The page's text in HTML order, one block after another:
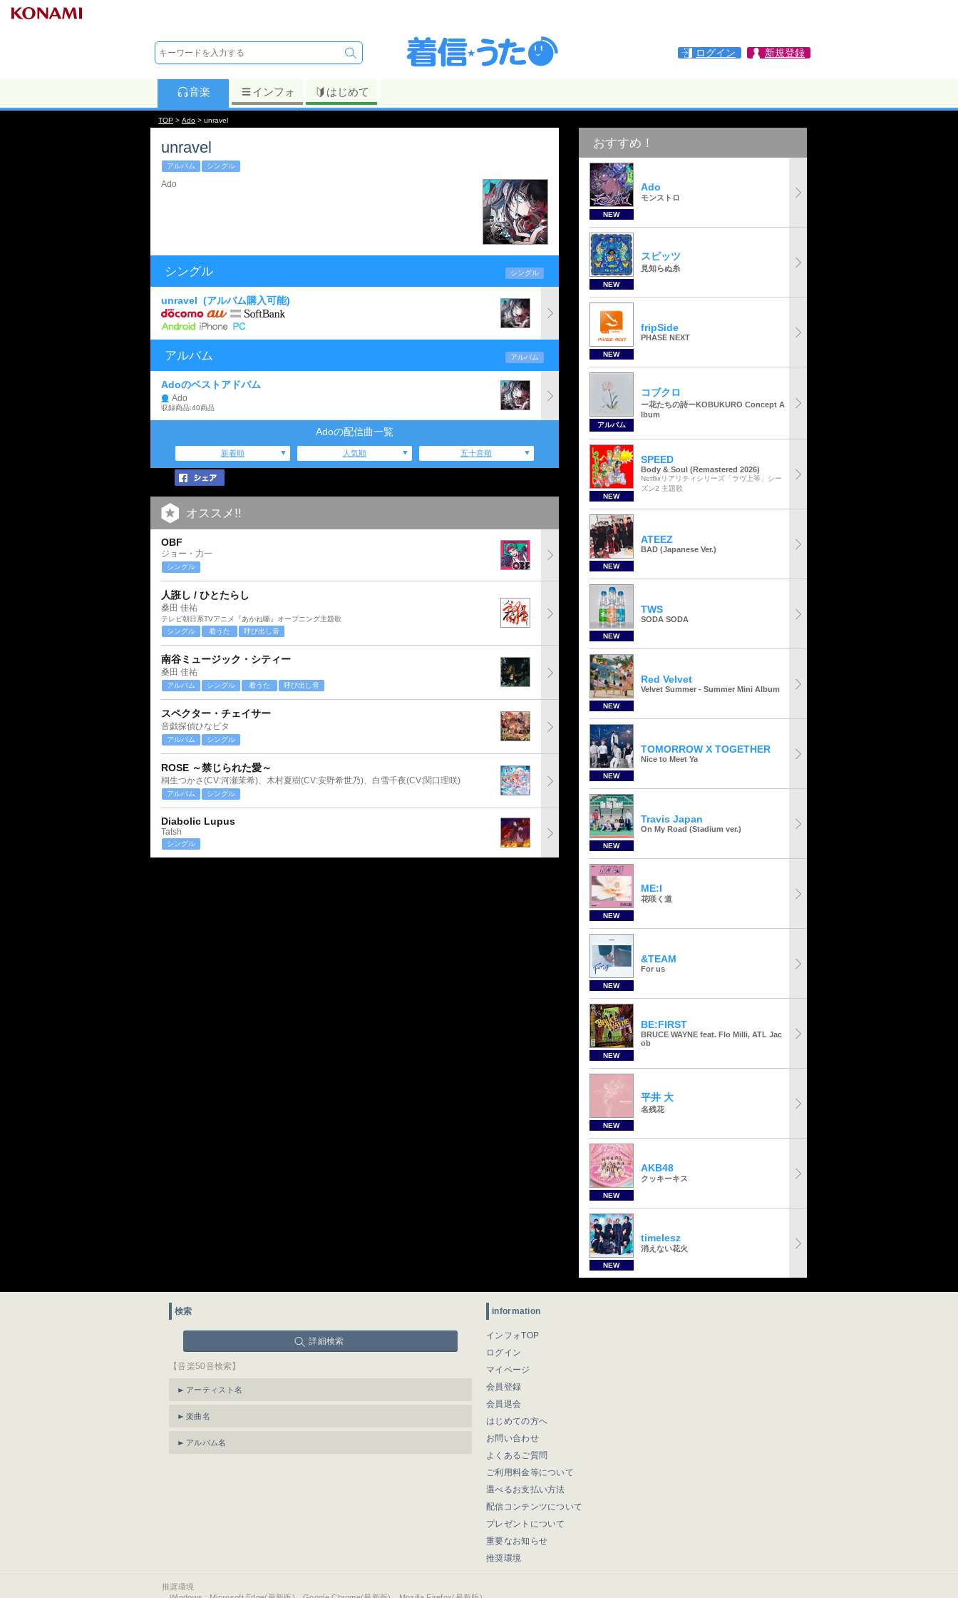
ログイン 新規登録
音楽 インフォ はじめて
TOP > Ado > unravel
unravel
アルバム シングル
Ado
シングル シングル
unravel (アルバム購入可能)
アルバム アルバム
Adoのベストアドバム
Ado
収録商品:40商品
Adoの配信曲一覧
新着順 人気順 五十音順
オススメ!!
OBF
ジョー・力一
シングル
人誑し / ひとたらし
桑田 佳祐
テレビ朝日系TVアニメ『あかね噺』オープニング主題歌
シングル
着うた 呼び出し音
南谷ミュージック・シティー
桑田 佳祐
アルバム シングル 着うた 呼び出し音
スペクター・チェイサー
音戯探偵ひなビタ
アルバム シングル
ROSE ～禁じられた愛～
桐生つかさ(CV:河瀬茉希)、木村夏樹(CV:安野希世乃)、白雪千夜(CV:関口理咲)
アルバム シングル
Diabolic Lupus
Tatsh
シングル
おすすめ！
NEW
Ado
モンストロ
NEW
スピッツ
見知らぬ糸
NEW
fripSide
PHASE NEXT
アルバム
コブクロ
ー花たちの詩ーKOBUKURO Concept A
lbum
NEW
SPEED
Body & Soul (Remastered 2026)
Netflixリアリティシリーズ「ラヴ上等」シー
ズン2 主題歌
NEW
ATEEZ
BAD (Japanese Ver.)
NEW
TWS
SODA SODA
NEW
Red Velvet
Velvet Summer - Summer Mini Album
NEW
TOMORROW X TOGETHER
Nice to Meet Ya
NEW
Travis Japan
On My Road (Stadium ver.)
NEW
ME:I
花咲く道
NEW
&TEAM
For us
NEW
BE:FIRST
BRUCE WAYNE feat. Flo Milli, ATL Jac
ob
NEW
平井 大
名残花
NEW
AKB48
クッキーキス
NEW
timelesz
消えない花火
検索
詳細検索
【音楽50音検索】
アーティスト名
楽曲名
アルバム名
information
インフォTOP
ログイン
マイページ
会員登録
会員退会
はじめての方へ
お問い合わせ
よくあるご質問
ご利用料金等について
選べるお支払い方法
配信コンテンツについて
プレゼントについて
重要なお知らせ
推奨環境
推奨環境